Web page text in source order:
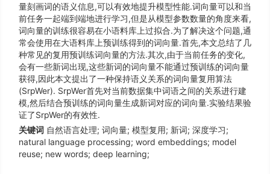
量刻画词的语义信息,可以有效地提升模型性能.词向量可以和当
前任务一起端到端地进行学习,但是从模型参数数量的角度来看,
词向量的训练很容易在小语料库上过拟合.为了解决这个问题,通
常会使用在大语料库上预训练得到的词向量.首先,本文总结了几
种常见的复用预训练词向量的方法.其次,由于当前任务的变化,
会有一些新词出现,这些新词的词向量不能通过预训练的词向量
获得,因此本文提出了一种保持语义关系的词向量复用算法
(SrpWer). SrpWer首先对当前数据集中词语之间的关系进行建
模,然后结合预训练的词向量生成新词对应的词向量.实验结果验
证了SrpWer的有效性.
关键词 自然语言处理; 词向量; 模型复用; 新词; 深度学习;
natural language processing; word embeddings; model
reuse; new words; deep learning;